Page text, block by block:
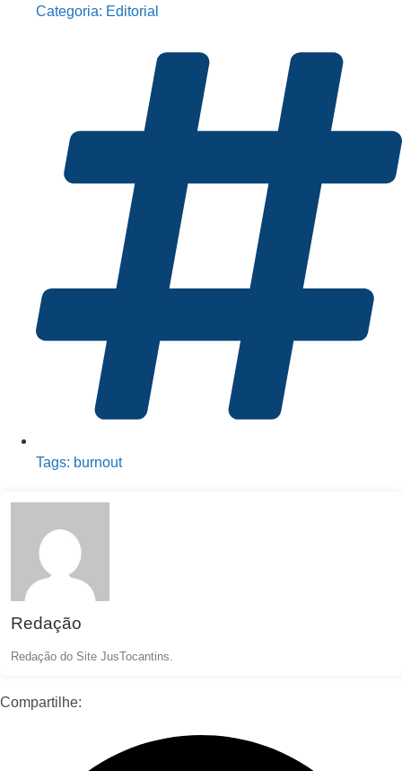
Categoria: Editorial
Tags: burnout
Redação
Redação do Site JusTocantins.
Compartilhe: